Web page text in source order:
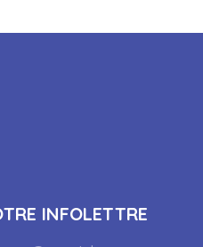
INFOLETTRE